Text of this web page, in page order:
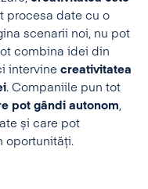
procesa date cu o
scenarii noi, nu pot
combina idei din
intervine creativitatea
. Companiile pun tot
pot gândi autonom
și care pot
oportunități.